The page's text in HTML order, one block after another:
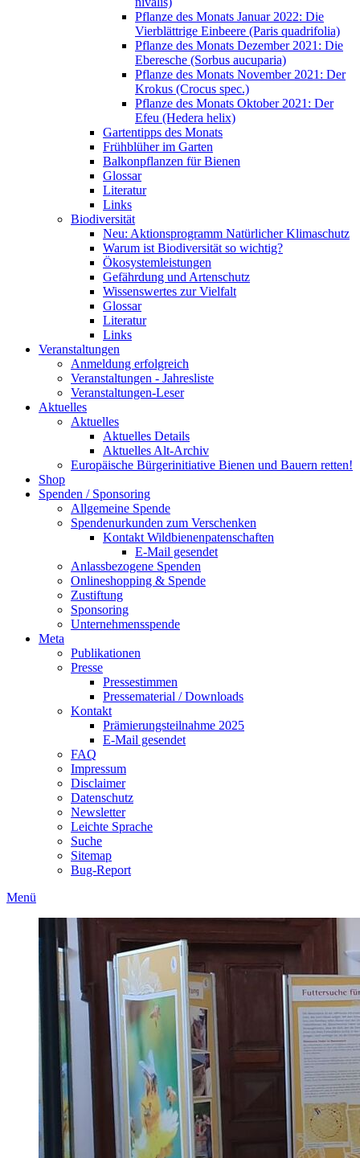
Pflanze des Monats Januar 2022: Die
Vierblättrige Einbeere (Paris quadrifolia)
Pflanze des Monats Dezember 2021: Die
Eberesche (Sorbus aucuparia)
Pflanze des Monats November 2021: Der
Krokus (Crocus spec.)
Pflanze des Monats Oktober 2021: Der
Efeu (Hedera helix)
Gartentipps des Monats
Frühblüher im Garten
Balkonpflanzen für Bienen
Glossar
Literatur
Links
Biodiversität
Neu: Aktionsprogramm Natürlicher Klimaschutz
Warum ist Biodiversität so wichtig?
Ökosystemleistungen
Gefährdung und Artenschutz
Wissenswertes zur Vielfalt
Glossar
Literatur
Links
Veranstaltungen
Anmeldung erfolgreich
Veranstaltungen - Jahresliste
Veranstaltungen-Leser
Aktuelles
Aktuelles
Aktuelles Details
Aktuelles Alt-Archiv
Europäische Bürgerinitiative Bienen und Bauern retten!
Shop
Spenden / Sponsoring
Allgemeine Spende
Spendenurkunden zum Verschenken
Kontakt Wildbienenpatenschaften
E-Mail gesendet
Anlassbezogene Spenden
Onlineshopping & Spende
Zustiftung
Sponsoring
Unternehmensspende
Meta
Publikationen
Presse
Pressestimmen
Pressematerial / Downloads
Kontakt
Prämierungsteilnahme 2025
E-Mail gesendet
FAQ
Impressum
Disclaimer
Datenschutz
Newsletter
Leichte Sprache
Suche
Sitemap
Bug-Report
Menü